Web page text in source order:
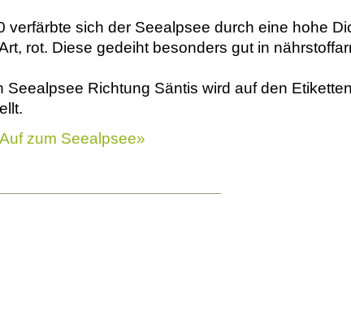
verfärbte sich der Seealpsee durch eine hohe
rot. Diese gedeiht besonders gut in
Seealpsee Richtung Säntis wird auf den
zum Seealpsee»